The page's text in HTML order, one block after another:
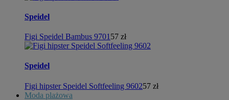
Speidel
Figi Speidel Bambus 9701 57 zł
Speidel
Figi hipster Speidel Softfeeling 960257 zł
Moda plażowa